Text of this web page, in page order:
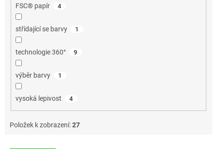
FSC® papír 4
střídající se barvy 1
technologie 360° 9
výběr barvy 1
vysoká lepivost 4
Položek k zobrazení:27